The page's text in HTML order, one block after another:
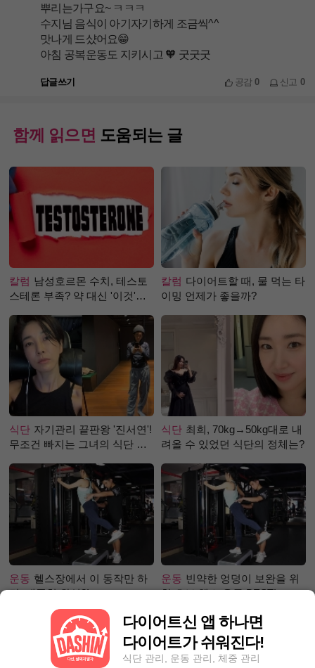
뿌리는가구요~ ㅋㅋㅋ
수지님 음식이 아기자기하게 조금씩^^
맛나게 드샸어요😁
아침 공복운동도 지키시고 🧡 굿굿굿
답글쓰기 공감0 신고 0
함께 읽으면 도움되는 글
칼럼 남성호르몬 수치, 테스토
스테론 부족? 약 대신 '이것'으
칼럼 다이어트할 때, 물 먹는 타
이밍 언제가 좋을까?
식단 자기관리 끝판왕 '진서연'!
무조건 빠지는 그녀의 식단 정
식단 최희, 70kg→50kg대로 내
려올 수 있었던 식단의 정체는?
운동 헬스장에서 이 동작만 하
면, 애플힙 완성?!
운동 빈약한 엉덩이 보완을 위
한 초보 헬스 운동 BEST!
다이어트신 앱 하나면
다이어트가 쉬워진다!
식단 관리, 운동 관리, 체중 관리